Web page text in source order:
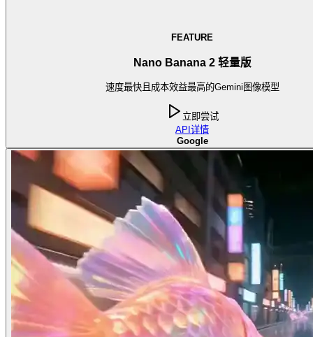
FEATURE
Nano Banana 2 轻量版
速度最快且成本效益最高的Gemini图像模型
立即尝试
API 详情
Google